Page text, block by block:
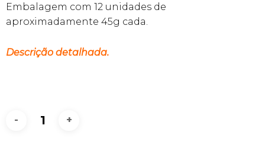
Embalagem com 12 unidades de
aproximadamente 45g cada.
Descrição detalhada.